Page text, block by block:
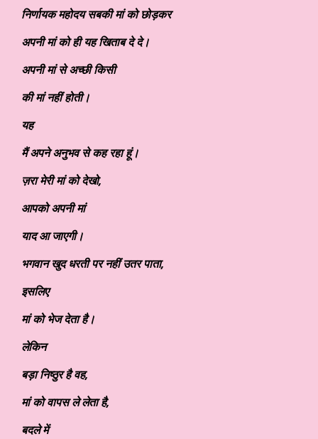
निर्णायक महोदय सबकी मां को छोड़कर
अपनी मां को ही यह खिताब दे दे।
अपनी मां से अच्छी किसी
की मां नहीं होती।
यह
मैं अपने अनुभव से कह रहा हूं।
ज़रा मेरी मां को देखो,
आपको अपनी मां
याद आ जाएगी।
भगवान खुद धरती पर नहीं उतर पाता,
इसलिए
मां को भेज देता है।
लेकिन
बड़ा निष्ठुर है वह,
मां को वापस ले लेता है,
बदले में